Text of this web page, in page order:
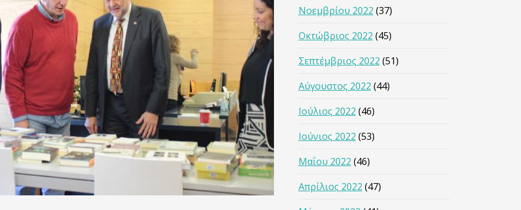
Νοεμβρίου 2022 (37)
Οκτώβριος 2022 (45)
Σεπτέμβριος 2022 (51)
Αύγουστος 2022 (44)
Ιούλιος 2022 (46)
Ιούνιος 2022 (53)
Μαΐου 2022 (46)
Απρίλιος 2022 (47)